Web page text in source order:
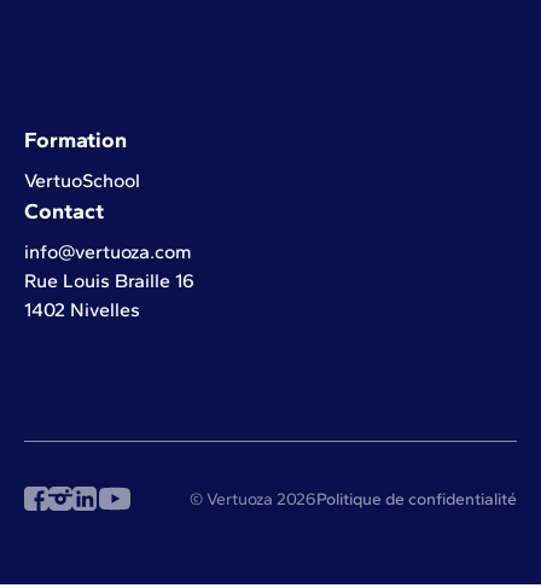
Formation
VertuoSchool
Contact
info@vertuoza.com
Rue Louis Braille 16
1402 Nivelles
© Vertuoza 2026Politique de confidentialité